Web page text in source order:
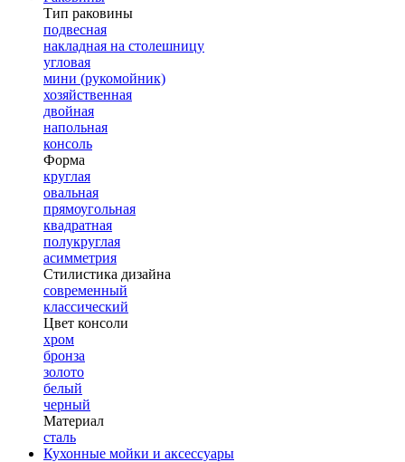
Тип раковины
подвесная
накладная на столешницу
угловая
мини (рукомойник)
хозяйственная
двойная
напольная
консоль
Форма
круглая
овальная
прямоугольная
квадратная
полукруглая
асимметрия
Стилистика дизайна
современный
классический
Цвет консоли
хром
бронза
золото
белый
черный
Материал
сталь
Кухонные мойки и аксессуары